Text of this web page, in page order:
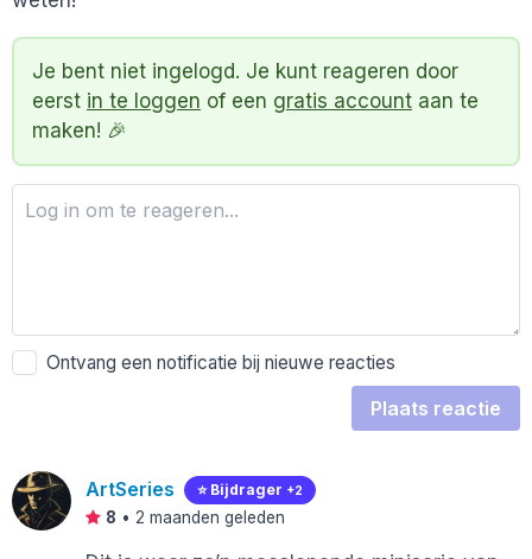
Je bent niet ingelogd. Je kunt reageren door
eerst in te loggen of een gratis account aan te
maken! 🎉
Ontvang een notificatie bij nieuwe reacties
Plaats reactie
ArtSeries ⭐️ Bijdrager +2
8 • 2 maanden geleden